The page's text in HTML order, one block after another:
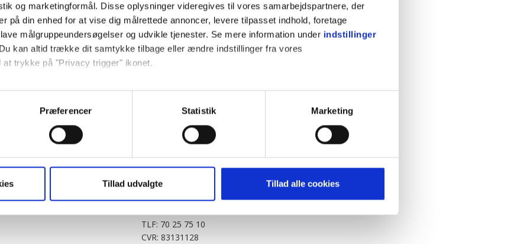
og marketingformål. Disse oplysninger videregives til vores samarbejdspartnere, der
på din enhed for at vise dig målrettede annoncer, levere tilpasset indhold, foretage
målgruppeundersøgelser og udvikle tjenester. Se mere information under indstillinger
kan altid trække dit samtykke tilbage eller ændre indstillinger fra vores
at trykke på "Privacy trigger" ikonet.
gerne:
om din placering, der kan være nøjagtig inden for få meter
baseret på en scanning af dens unikke karakteristika (fingerprinting)
må bruge egne cookies og cookies fra tredjeparter til at optimere dit besøg på vores
generere statistik og huske dine præferencer samt til brug for markedsføring, så vi
tilbage. Du skal være opmærksom på, at vores hjemmeside muligvis ikke fungerer
cookies eller tilbagetrækker et samtykke. Du kan læse mere om vores brug af cookies
Præferencer Statistik Marketing
Tillad udvalgte Tillad alle cookies
KitchenOne.dk
Jollyroom.dk
Outnorth.dk
Klikk.no
Alt.dk
Realityportalen.dk
Cookiepolitik
Privatlivspolitik
BABY.DK
Story House Egmont A/S
Strødamvej 46
TLF: 70 25 75 10
CVR: 83131128